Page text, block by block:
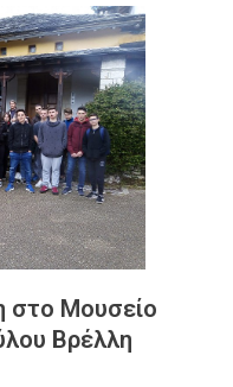
στο Μουσείο
Βρέλλη